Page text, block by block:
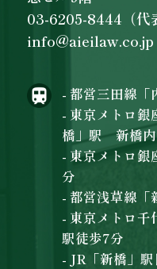
03-6205-8444（代
info@aieilaw.co.jp
- 都営三田線「
- 東京メトロ銀
橋」駅 新橋内
- 東京メトロ銀
分
- 都営浅草線「
- 東京メトロ千
駅徒歩7分
- JR「新橋」